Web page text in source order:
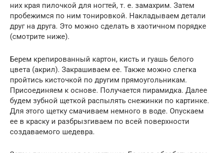
них края пилочкой для ногтей, т. е. замахрим. Затем
пробежимся по ним тонировкой. Накладываем детали
друг на друга. Это можно сделать в хаотичном порядке
(смотрите ниже).
Берем крепированный картон, кисть и гуашь белого
цвета (акрил). Закрашиваем ее. Также можно слегка
пройтись кисточкой по другим прямоугольникам.
Присоединяем к основе. Получается пирамидка. Далее
будем зубной щеткой распылять снежинки по картинке.
Для этого щетку смачиваем немного в воде. Опускаем
ее в краску и разбрызгиваем по всей поверхности
создаваемого шедевра.